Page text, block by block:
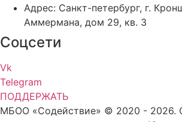
Адрес: Санкт-петербург, г.
Аммермана, дом 29, кв. 3
Соцсети
Vk
Telegram
ПОДДЕРЖАТЬ
МБОО «Содействие» © 2020 - 2026.